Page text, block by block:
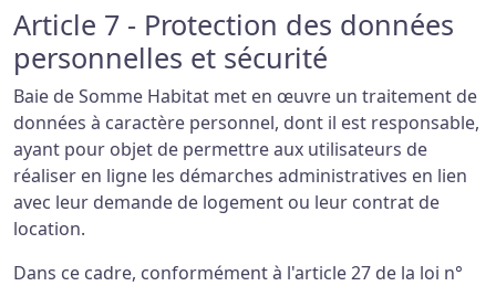
Article 7 - Protection des données
personnelles et sécurité
Baie de Somme Habitat met en œuvre un traitement de
données à caractère personnel, dont il est responsable,
ayant pour objet de permettre aux utilisateurs de
réaliser en ligne les démarches administratives en lien
avec leur demande de logement ou leur contrat de
location.
Dans ce cadre, conformément à l'article 27 de la loi n°